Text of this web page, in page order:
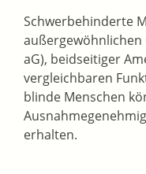
Schwerbehinderte
außergewöhnlichen
aG), beidseitiger
vergleichbaren
blinde Menschen
erhalten.